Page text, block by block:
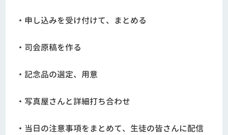
・申し込みを受け付けて、まとめる
・司会原稿を作る
・記念品の選定、用意
・写真屋さんと詳細打ち合わせ
・当日の注意事項をまとめて、生徒の皆さんに配信